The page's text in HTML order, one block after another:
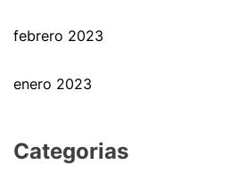
febrero 2023
enero 2023
Categorias